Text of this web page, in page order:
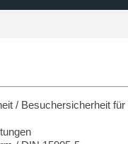
/ Besuchersicherheit